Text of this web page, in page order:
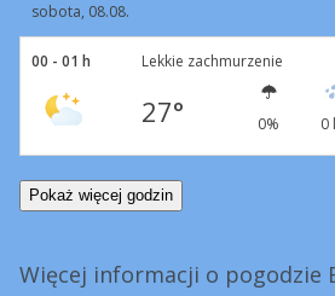
sobota, 08.08.
00 - 01 h Lekkie zachmurzenie
27° 0% 0
Pokaż więcej godzin
Więcej informacji o pogodzie